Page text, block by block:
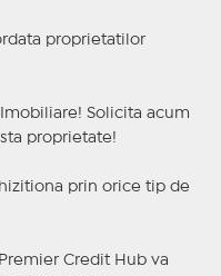
proprietatilor
Solicita acum
proprietate!
prin orice tip de
Credit Hub va